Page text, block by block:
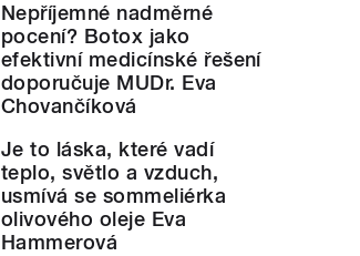
Nepříjemné nadměrné
pocení? Botox jako
efektivní medicínské řešení
doporučuje MUDr. Eva
Chovančíková
Je to láska, které vadí
teplo, světlo a vzduch,
usmívá se sommeliérka
olivového oleje Eva
Hammerová